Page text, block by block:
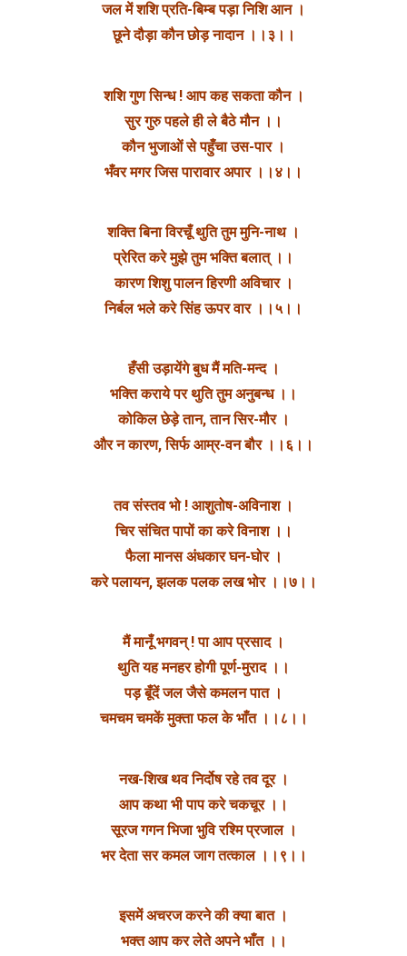
जल में शशि प्रति-बिम्ब पड़ा निशि आन ।
छूने दौड़ा कौन छोड़ नादान ।।३।।
शशि गुण सिन्ध ! आप कह सकता कौन ।
सुर गुरु पहले ही ले बैठे मौन ।।
कौन भुजाओं से पहुँचा उस-पार ।
भँवर मगर जिस पारावार अपार ।।४।।
शक्ति बिना विरचूँ थुति तुम मुनि-नाथ ।
प्रेरित करे मुझे तुम भक्ति बलात् ।।
कारण शिशु पालन हिरणी अविचार ।
निर्बल भले करे सिंह ऊपर वार ।।५।।
हँसी उड़ायेंगे बुध मैं मति-मन्द ।
भक्ति कराये पर थुति तुम अनुबन्ध ।।
कोकिल छेड़े तान, तान सिर-मौर ।
और न कारण, सिर्फ आम्र-वन बौर ।।६।।
तव संस्तव भो ! आशुतोष-अविनाश ।
चिर संचित पापों का करे विनाश ।।
फैला मानस अंधकार घन-घोर ।
करे पलायन, झलक पलक लख भोर ।।७।।
मैं मानूँ भगवन् ! पा आप प्रसाद ।
थुति यह मनहर होगी पूर्ण-मुराद ।।
पड़ बूँदें जल जैसे कमलन पात ।
चमचम चमकें मुक्ता फल के भाँत ।।८।।
नख-शिख थव निर्दोष रहे तव दूर ।
आप कथा भी पाप करे चकचूर ।।
सूरज गगन भिजा भुवि रश्मि प्रजाल ।
भर देता सर कमल जाग तत्काल ।।९।।
इसमें अचरज करने की क्या बात ।
भक्त आप कर लेते अपने भाँत ।।